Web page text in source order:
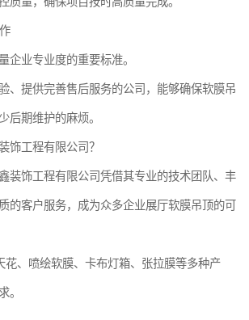
企业专业度的重要标准。
、提供完善售后服务的公司，能够确保软膜吊
后期维护的麻烦。
饰工程有限公司？
装饰工程有限公司凭借其专业的技术团队、丰
的客户服务，成为众多企业展厅软膜吊顶的可
花、喷绘软膜、卡布灯箱、张拉膜等多种产
。